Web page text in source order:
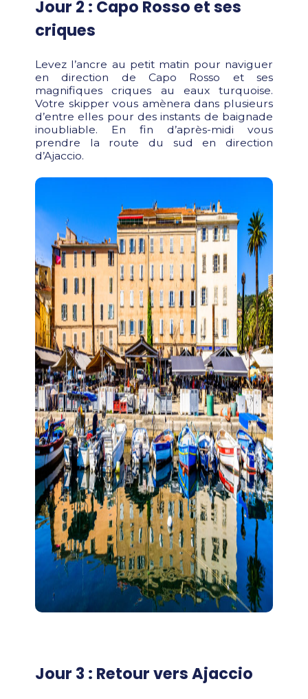
Jour 2 : Capo Rosso et ses
criques
Levez l’ancre au petit matin pour naviguer
en direction de Capo Rosso et ses
magnifiques criques au eaux turquoise.
Votre skipper vous amènera dans plusieurs
d’entre elles pour des instants de baignade
inoubliable. En fin d’après-midi vous
prendre la route du sud en direction
d’Ajaccio.
Jour 3 : Retour vers Ajaccio